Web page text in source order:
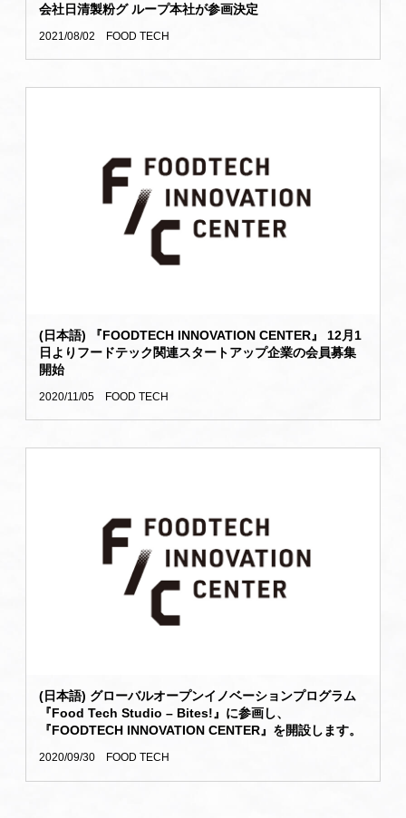
会社⽇清製粉グ ループ本社が参画決定
2021/08/02 FOOD TECH
(日本語) 『FOODTECH INNOVATION CENTER』 12月1
日よりフードテック関連スタートアップ企業の会員募集
開始
2020/11/05 FOOD TECH
(日本語) グローバルオープンイノベーションプログラム
『Food Tech Studio – Bites!』に参画し、
『FOODTECH INNOVATION CENTER』を開設します。
2020/09/30 FOOD TECH